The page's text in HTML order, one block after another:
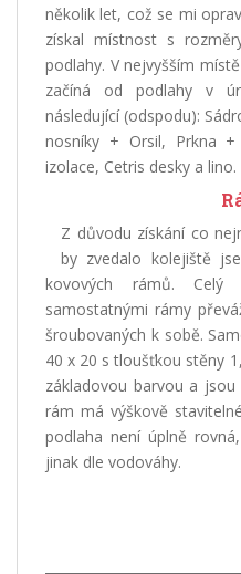
několik let, což se mi
získal místnost s
podlahy. V nejvyšším
začíná od podlahy v
následující (odspodu):
nosníky + Orsil, Prkna
izolace, Cetris desky a lino.
Z důvodu získání co
by zvedalo kolejiště
kovových rámů.
samostatnými rámy
šroubovaných k sobě.
40 x 20 s tloušťkou stěny
základovou barvou a
rám má výškově
podlaha není úplně
jinak dle vodováhy.